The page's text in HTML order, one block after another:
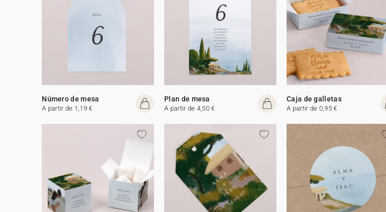
Número de mesa
A partir de 1,19 €
Plan de mesa
A partir de 4,50 €
Caja de galletas
A partir de 0,95 €